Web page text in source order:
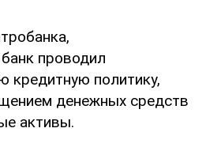
проводил
кредитную политику,
денежных средств
активы.